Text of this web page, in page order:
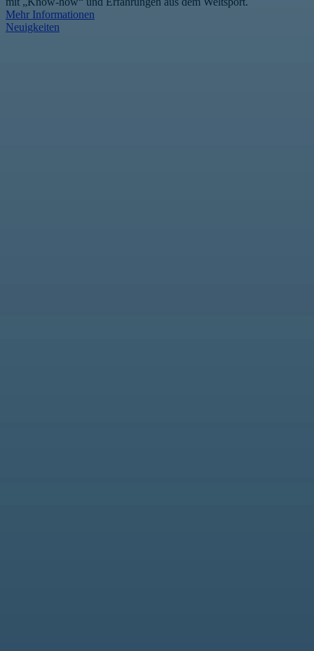
Mehr Informationen
Neuigkeiten